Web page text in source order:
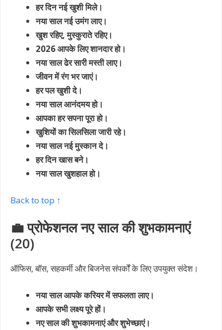
हर दिन नई खुशी मिले।
नया साल नई उमंग लाए।
खुश रहिए, मुस्कुराते रहिए।
2026 आपके लिए शानदार हो।
नया साल ढेर सारी मस्ती लाए।
जीवन में रंग भर जाएं।
हर पल खुशी दे।
नया साल आनंदमय हो।
आपका हर सपना पूरा हो।
खुशियों का सिलसिला जारी रहे।
नया साल नई मुस्कान दे।
हर दिन खास बने।
नया साल खुशहाल हो।
Back to top ↑
💼 प्रोफेशनल नए साल की शुभकामनाएं
(20)
ऑफिस, बॉस, सहकर्मी और बिजनेस संपर्कों के लिए उपयुक्त संदेश।
नया साल आपके करियर में सफलता लाए।
आपके सभी लक्ष्य पूरे हों।
नए साल की शुभकामनाएं और शुभेच्छाएं।